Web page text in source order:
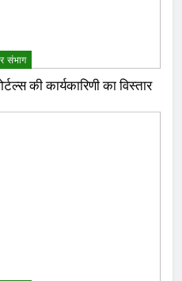
संभाग
की कार्यकारिणी का विस्तार